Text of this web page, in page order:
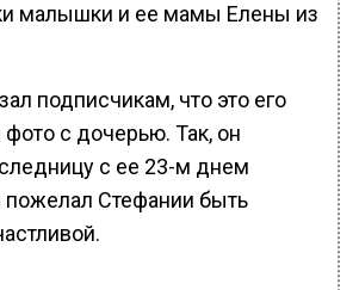
малышки и ее мамы Елены из
подписчикам, что это его
с дочерью. Так, он
с ее 23-м днем
Стефании быть